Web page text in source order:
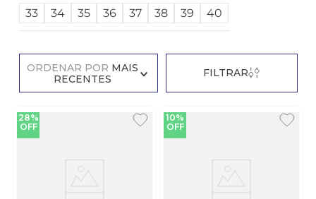
33 34 35 36 37 38 39 40
ORDENAR POR MAIS
RECENTES
FILTRAR
28%
OFF
10%
OFF